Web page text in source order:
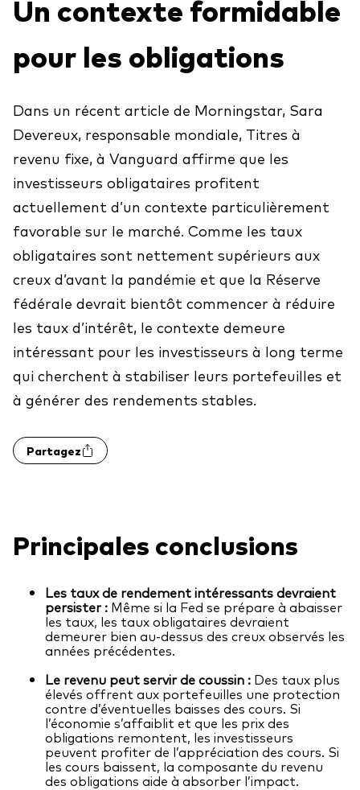
Liste des produits par catégorie d’actif
Actions
Répartition de l’actif
Liste des produits par style de gestion
Gestion active
Gestion passive
Conçu pour les investisseurs
Répartition d'actifs
FNB factoriels
FNB indiciels
Portefeuilles modèles de Vanguard
Comment acheter
Vue d’ensemble
Avec l’aide d’un conseiller financier tiers
Ressources destinées aux conseillers
Alpha du conseiller
Relations avec les clients
Outils pour les conseillers
Analysez des portefeuilles
Outil de comparaison des fonds
Éducation
Événements et webinaires
Principes fondamentaux des FNB
Outil de comparaison des fonds
Dernières mises à jour
Nos perspectives sur l’économie et les
Vanguard Canada
À propos de nous
Événements et webinaires
Notre plus importante réduction des
frais
Un contexte formidable
pour les obligations
Dans un récent article de Morningstar, Sara
Devereux, responsable mondiale, Titres à
revenu fixe, à Vanguard affirme que les
investisseurs obligataires profitent
actuellement d’un contexte particulièrement
favorable sur le marché. Comme les taux
obligataires sont nettement supérieurs aux
creux d’avant la pandémie et que la Réserve
fédérale devrait bientôt commencer à réduire
les taux d’intérêt, le contexte demeure
intéressant pour les investisseurs à long terme
qui cherchent à stabiliser leurs portefeuilles et
à générer des rendements stables.
Partagez
Principales conclusions
Les taux de rendement intéressants devraient
persister : Même si la Fed se prépare à abaisser
les taux, les taux obligataires devraient
demeurer bien au-dessus des creux observés les
années précédentes.
Le revenu peut servir de coussin : Des taux plus
élevés offrent aux portefeuilles une protection
contre d’éventuelles baisses des cours. Si
l’économie s’affaiblit et que les prix des
obligations remontent, les investisseurs
peuvent profiter de l’appréciation des cours. Si
les cours baissent, la composante du revenu
des obligations aide à absorber l’impact.